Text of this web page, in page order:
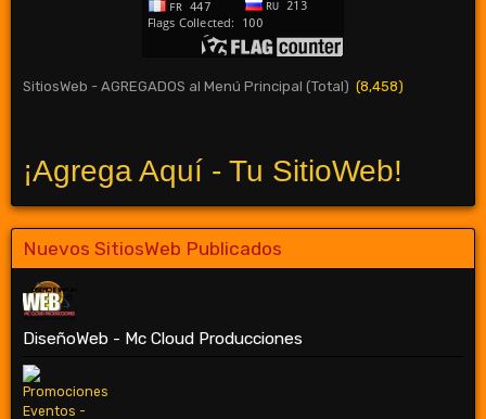
SitiosWeb - AGREGADOS al Menú Principal (Total) (8,458)
¡Agrega Aquí - Tu SitioWeb!
Nuevos SitiosWeb Publicados
DiseñoWeb - Mc Cloud Producciones